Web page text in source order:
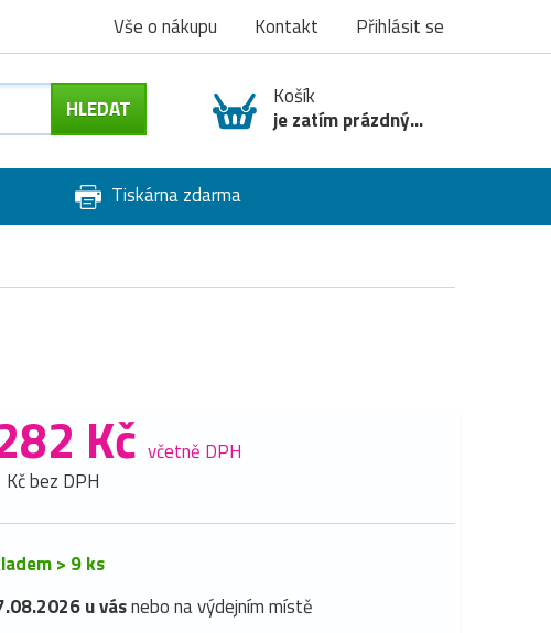
Vše o nákupu Kontakt Přihlásit se
Košík
je zatím prázdný...
Tiskárna zdarma
Kč včetně DPH
bez DPH
> 9 ks
u vásnebo na výdejním místě